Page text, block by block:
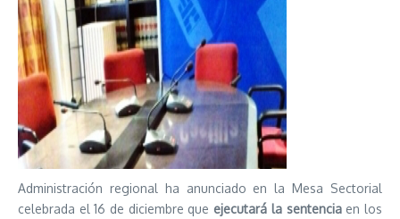
Administración regional ha anunciado en la Mesa Sectorial
celebrada el 16 de diciembre que ejecutará la sentenciaen los